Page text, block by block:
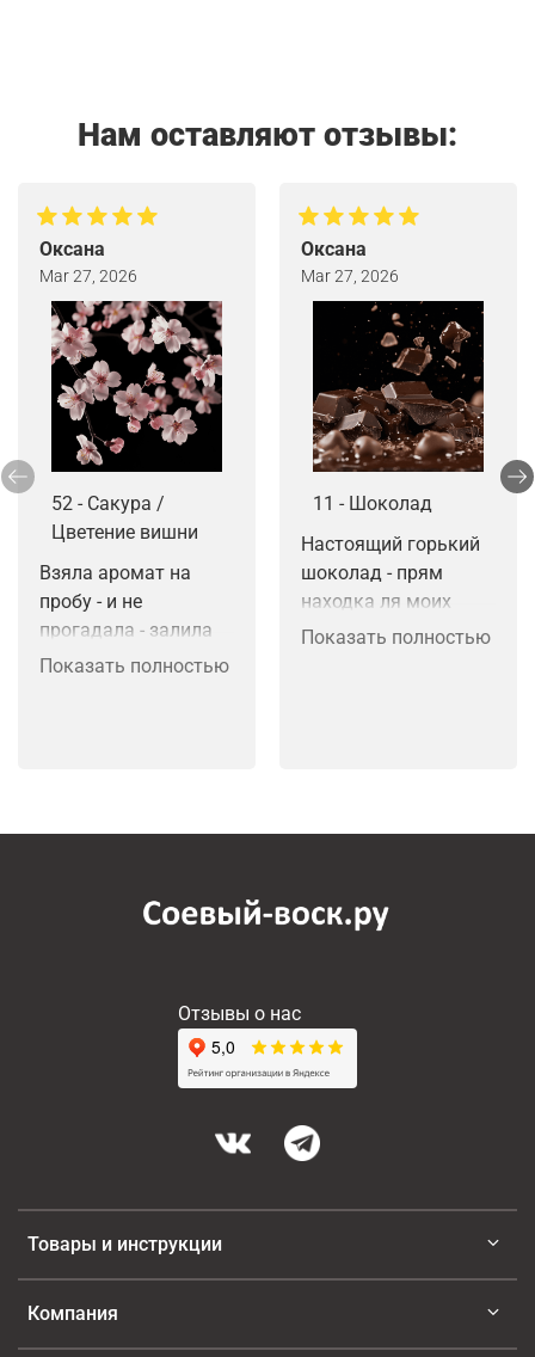
Нам оставляют отзывы:
Оксана
Mar 27, 2026
52 - Сакура /
Цветение вишни
Взяла аромат на
пробу - и не
прогадала - залила
интерьерный спрей -
лето и все хотят в
цветочного аромата
фруктов - очень
звучит солнечно
Показать полностью
Оксана
Mar 27, 2026
11 - Шоколад
Настоящий горький
шоколад - прям
находка ля моих
мелт. Звучный по
Показать полностью
Товары и инструкции
Компания
Отзывы о нас